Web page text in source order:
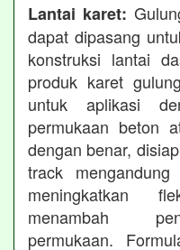
Lantai karet:
dapat dipasang
konstruksi lantai
produk karet
untuk aplikasi
permukaan beton
dengan benar,
track
meningkatkan
menambah
permukaan.